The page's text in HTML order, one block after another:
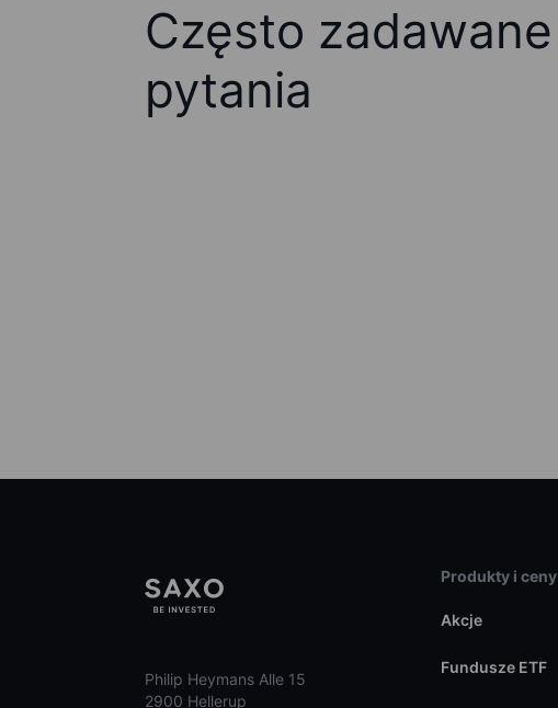
Często zadawane
pytania
Philip Heymans Alle 15
2900 Hellerup
Produkty i ceny
Akcje
Fundusze ETF